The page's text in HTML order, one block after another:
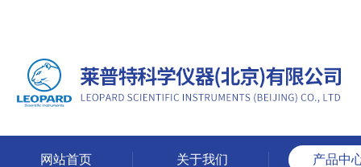
网站首页 关于我们 产品中